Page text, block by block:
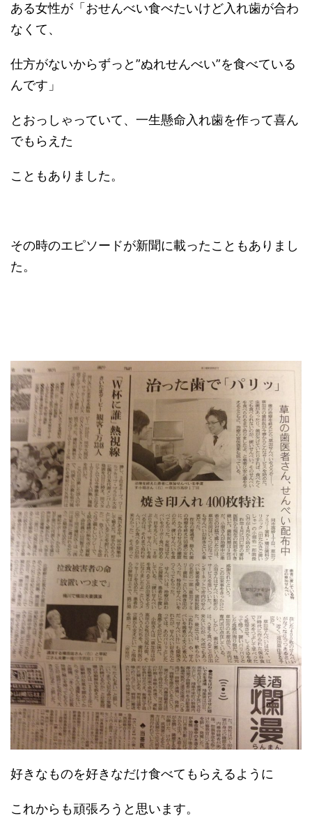
ある女性が「おせんべい食べたいけど入れ歯が合わ
なくて、
仕方がないからずっと”ぬれせんべい”を食べている
んです」
とおっしゃっていて、一生懸命入れ歯を作って喜ん
でもらえた
こともありました。
その時のエピソードが新聞に載ったこともありまし
た。
好きなものを好きなだけ食べてもらえるように
これからも頑張ろうと思います。